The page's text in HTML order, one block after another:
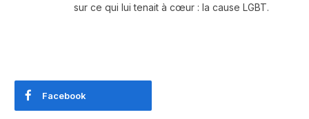
sur ce qui lui tenait à cœur : la cause LGBT.
Facebook